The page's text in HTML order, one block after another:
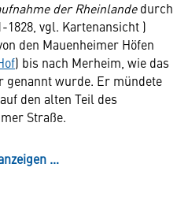
der Rheinlandedurch
1828, vgl. Kartenansicht )
den Mauenheimer Höfen
) bis nach Merheim, wie das
genannt wurde. Er mündete
den alten Teil des
Straße.
Kulturlandschaftspflege,
…